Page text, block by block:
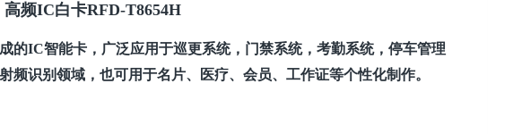
高频IC白卡RFD-T8654H
的IC智能卡，广泛应用于巡更系统，门禁系统，考勤系统，停车管理
频识别领域，也可用于名片、医疗、会员、工作证等个性化制作。